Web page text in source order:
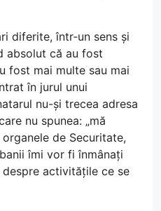
diferite, într‑un sens și
absolut că au fost
fost mai multe sau mai
în jurul unui
nu-și trecea adresa
nu spunea: „mă
de Securitate,
îmi vor fi înmânați
activitățile ce se